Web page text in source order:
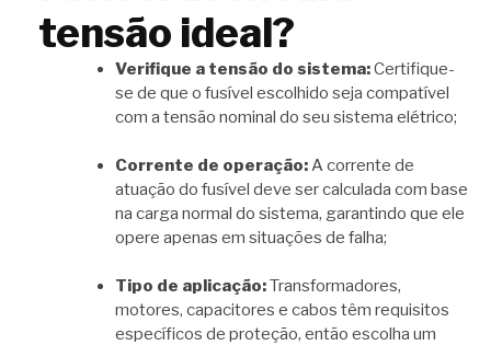
tensão ideal?
Verifique a tensão do sistema:Certifique-
se de que o fusível escolhido seja compatível
com a tensão nominal do seu sistema elétrico;
Corrente de operação:A corrente de
atuação do fusível deve ser calculada com base
na carga normal do sistema, garantindo que ele
opere apenas em situações de falha;
Tipo de aplicação:Transformadores,
motores, capacitores e cabos têm requisitos
específicos de proteção, então escolha um